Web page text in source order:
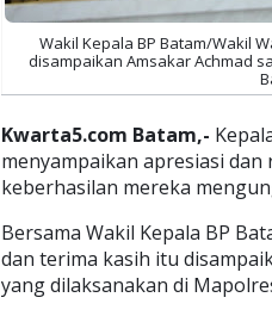
Wakil Kepala BP Batam/Wakil
disampaikan Amsakar Achmad
Kwarta5.com Batam,-
menyampaikan apresiasi
keberhasilan mereka
Bersama Wakil Kepala BP
dan terima kasih itu
yang dilaksanakan di